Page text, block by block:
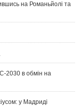
на Романьйолі та
2030 в обмін на
у Мадриді